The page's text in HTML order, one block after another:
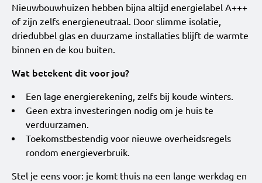
Nieuwbouwhuizen hebben bijna altijd energielabel A+++
of zijn zelfs energieneutraal. Door slimme isolatie,
driedubbel glas en duurzame installaties blijft de warmte
binnen en de kou buiten.
Wat betekent dit voor jou?
Een lage energierekening, zelfs bij koude winters.
Geen extra investeringen nodig om je huis te
verduurzamen.
Toekomstbestendig voor nieuwe overheidsregels
rondom energieverbruik.
Stel je eens voor: je komt thuis na een lange werkdag en